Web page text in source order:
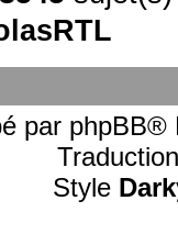
par phpBB®
Style